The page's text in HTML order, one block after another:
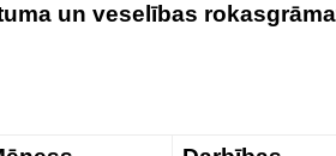
un veselības